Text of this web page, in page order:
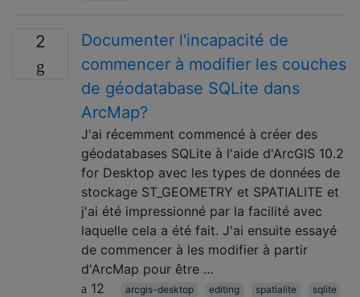
2
Documenter l'incapacité de
commencer à modifier les couches
de géodatabase SQLite dans
ArcMap?
J'ai récemment commencé à créer des
géodatabases SQLite à l'aide d'ArcGIS 10.2
for Desktop avec les types de données de
stockage ST_GEOMETRY et SPATIALITE et
j'ai été impressionné par la facilité avec
laquelle cela a été fait. J'ai ensuite essayé
de commencer à les modifier à partir
d'ArcMap pour être …
12
arcgis-desktop editing spatialite
sqlite